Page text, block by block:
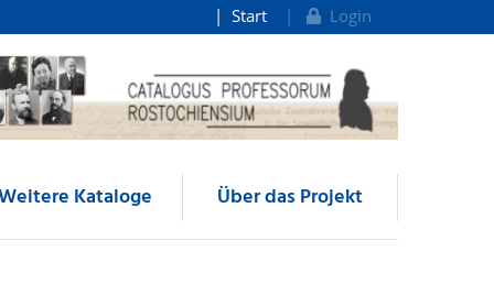
Start Login
Kataloge Über das Projekt